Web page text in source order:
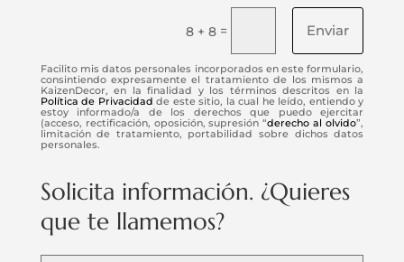
8 + 8 = Enviar
Facilito mis datos personales incorporados en este formulario,
consintiendo expresamente el tratamiento de los mismos a
KaizenDecor, en la finalidad y los términos descritos en la
Política de Privacidad de este sitio, la cual he leído, entiendo y
estoy informado/a de los derechos que puedo ejercitar
(acceso, rectificación, oposición, supresión “derecho al olvido”,
limitación de tratamiento, portabilidad sobre dichos datos
personales.
Solicita información. ¿Quieres
que te llamemos?